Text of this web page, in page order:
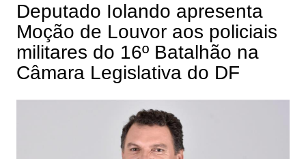
Deputado Iolando apresenta
Moção de Louvor aos policiais
militares do 16º Batalhão na
Câmara Legislativa do DF